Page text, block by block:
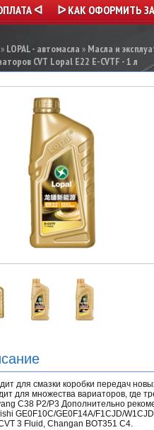
ᐊ ᐅ КАК ОФОРМИТЬ
» LOPAL - автомасла » Масла и
CVT Lopal E22 E-CVTF - 1 л
для смазки коробки передач
для множества вариаторов, где
C38 P2/P3 Дополнительно
GE0F10C/GE0F14A/F1CJD/
3 Fluid, Changan BOT351 C4.